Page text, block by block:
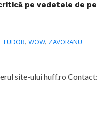
pe vedetele de pe
TUDOR,WOW, ZAVORANU
site-ului huff.ro Contact: